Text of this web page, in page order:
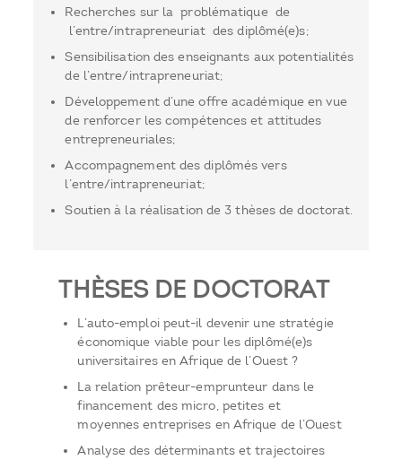
Recherches sur la problématique de
l’entre/intrapreneuriat des diplômé(e)s;
Sensibilisation des enseignants aux potentialités
de l’entre/intrapreneuriat;
Développement d’une offre académique en vue
de renforcer les compétences et attitudes
entrepreneuriales;
Accompagnement des diplômés vers
l’entre/intrapreneuriat;
Soutien à la réalisation de 3 thèses de doctorat.
THÈSES DE DOCTORAT
L’auto-emploi peut-il devenir une stratégie
économique viable pour les diplômé(e)s
universitaires en Afrique de l’Ouest ?
La relation prêteur-emprunteur dans le
financement des micro, petites et
moyennes entreprises en Afrique de l’Ouest
Analyse des déterminants et trajectoires